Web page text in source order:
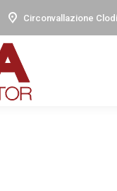
Circonvallazione